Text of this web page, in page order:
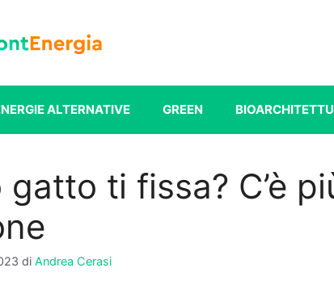
ALTERNATIVE GREEN
gatto ti fissa? C’è
di Andrea Cerasi